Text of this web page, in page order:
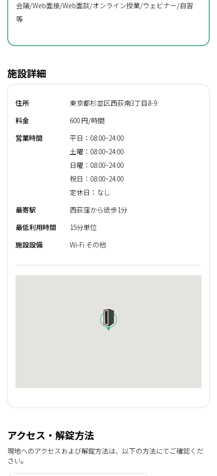
会議/Web面接/Web面談/オンライン授業/ウェビナー/自習
等
施設詳細
住所
東京都杉並区西荻南3丁目8-9
料金
600 円/時間
営業時間
平日：08:00~24:00
土曜：08:00~24:00
日曜：08:00~24:00
祝日：08:00~24:00
定休日：なし
最寄駅
西荻窪から徒歩1分
最低利用時間
15分単位
施設設備
Wi-Fi その他
アクセス・解錠方法
現地へのアクセスおよび解錠方法は、以下の方法にてご確認くだ
さい。